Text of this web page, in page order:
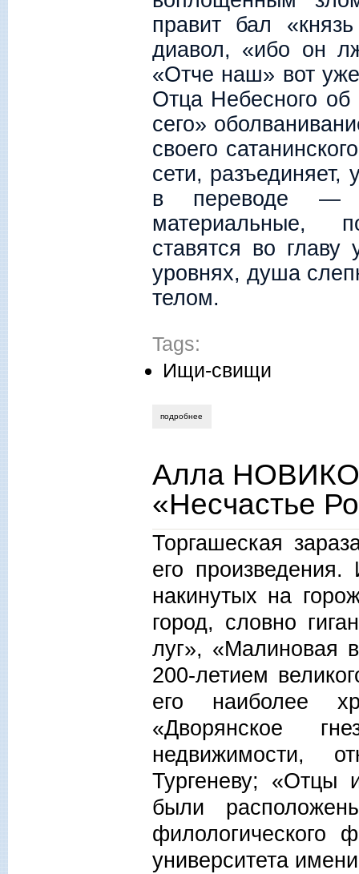
правит бал
диавол, «ибо он
«Отче наш» вот
Отца Небесного об
сего»
своего
сети,
в переводе —
материальные,
ставятся во
уровнях, душа
телом.
Tags:
Ищи-свищи
подробнее
Алла
«Несчастье
Торгашеская
его
накинутых на
город, словно
луг», «Малиновая
200-летием
его наиболее
«Дворянское
недвижимости,
Тургеневу; «Отцы
были
филологического
университета